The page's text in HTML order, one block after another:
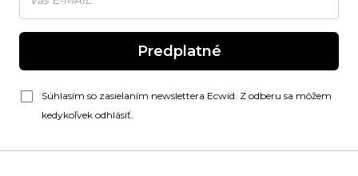
Predplatné
Súhlasím so zasielaním newslettera Ecwid. Z odberu sa môžem
kedykoľvek odhlásiť.